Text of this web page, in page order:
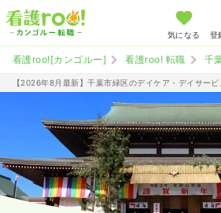
気になる 登
看護roo![カンゴルー] 看護roo! 転職 千
【2026年8月最新】千葉市緑区のデイケア・デイサー